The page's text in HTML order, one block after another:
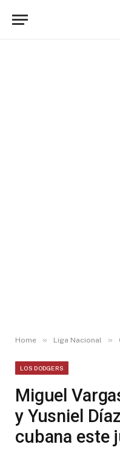
Home » Liga Nacional »
LOS DODGERS
Miguel
y Yusniel
cubana este